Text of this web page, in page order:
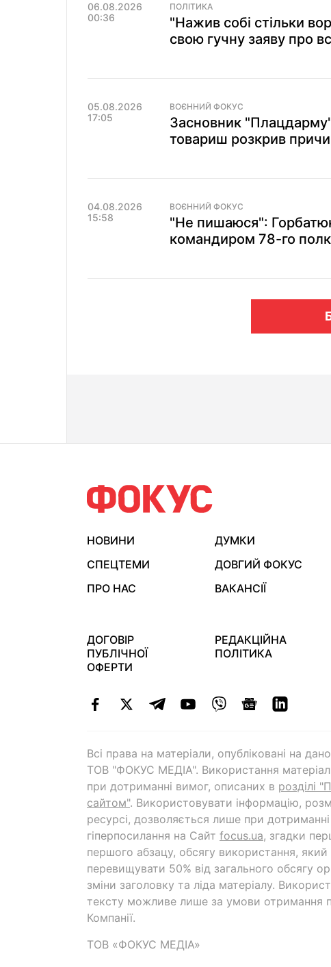
06.08.2026
00:36
ПОЛІТИКА
"Нажив собі стільки
свою гучну заяву про
05.08.2026
17:05
ВОЄННИЙ ФОКУС
Засновник
товариш розкрив
04.08.2026
15:58
ВОЄННИЙ ФОКУС
"Не пишаюся":
командиром 78-го
НОВИНИ ДУМКИ
СПЕЦТЕМИ
ДОВГИЙ ФОКУС
ПРО НАС
ВАКАНСІЇ
ДОГОВІР
ПУБЛІЧНОЇ
ОФЕРТИ
РЕДАКЦІЙНА
ПОЛІТИКА
Всі права на матеріали, опубліковані на
ТОВ "ФОКУС МЕДІА". Використання
при дотриманні вимог, описаних в розділі
сайтом". Використовувати інформацію,
ресурсі, дозволяється лише при
гіперпосилання на Cайт focus.ua, згадки
першого абзацу, обсягу використання,
перевищувати 50% від загального обсягу
зміни заголовку та ліда матеріалу.
тексту можливе лише за умови отримання
Компанії.
ТОВ «ФОКУС МЕДІА»